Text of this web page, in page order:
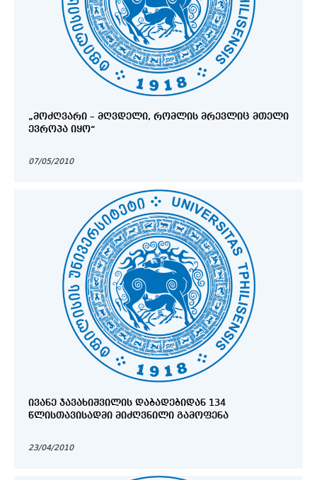
„ᲛᲝᲫᲦᲕᲐᲠᲘ – ᲛᲦᲕᲓᲔᲚᲘ, ᲠᲝᲛᲚᲘᲡ ᲛᲠᲔᲕᲚᲘᲪ ᲛᲗᲔᲚᲘ
ᲔᲕᲠᲝᲞᲐ ᲘᲧᲝ“
07/05/2010
ᲘᲕᲐᲜᲔ ᲯᲐᲕᲐᲮᲘᲨᲕᲘᲚᲘᲡ ᲓᲐᲑᲐᲓᲔᲑᲘᲓᲐᲜ 134
ᲬᲚᲘᲡᲗᲐᲕᲘᲡᲐᲓᲛᲘ ᲛᲘᲫᲦᲕᲜᲘᲚᲘ ᲒᲐᲛᲝᲤᲔᲜᲐ
23/04/2010